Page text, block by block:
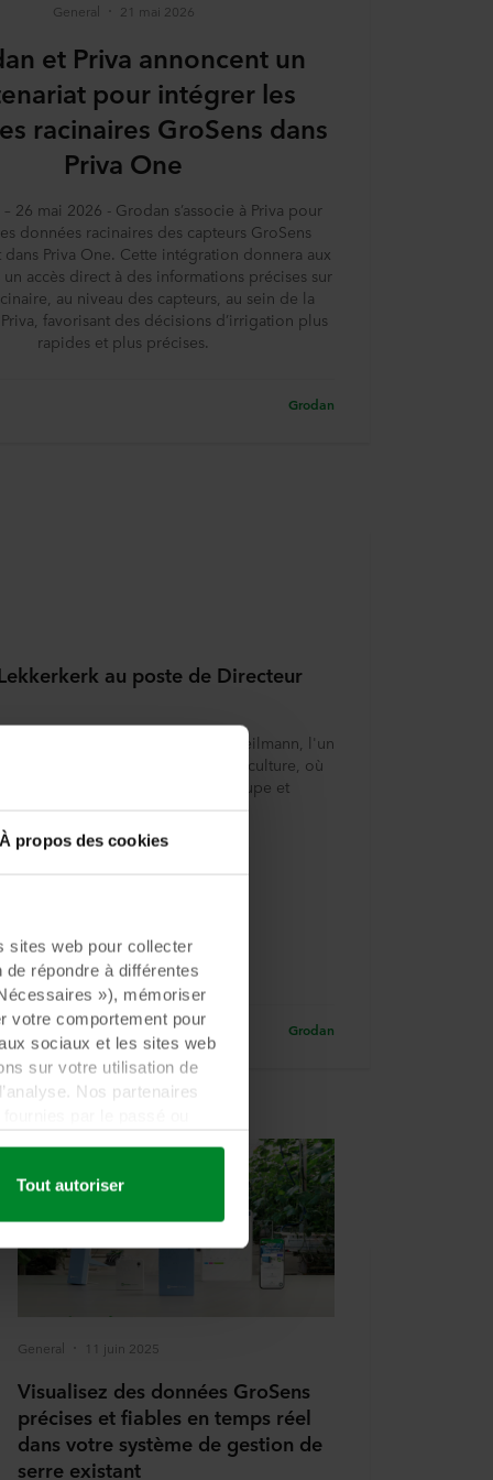
À propos des cookies
sites web pour collecter
répondre à différentes
»), mémoriser
votre comportement pour
sociaux et les sites web
sur votre utilisation de
Nos partenaires
que ce transfert est
partenaires et la durée
fins nos sites web
sur l’icône de cookie
cookies et notre
l’identification de la
Tout autoriser
General 21 mai 2026
et Priva annoncent un
pour intégrer les
racinaires GroSens dans
Priva One
26 mai 2026 - Grodan s’associe à Priva pour
données racinaires des capteurs GroSens
Priva One. Cette intégration donnera aux
accès direct à des informations précises sur
au niveau des capteurs, au sein de la
favorisant des décisions d’irrigation plus
rapides et plus précises.
Grodan
au poste de Directeur
en provenance de Klasmann-Deilmann, l'un
mondiaux de substrats pour l'horticulture, où
de Directeur Commercial Groupe et
Grodan
General 11 juin 2025
Visualisez des données GroSens
précises et fiables en temps réel
dans votre système de gestion de
serre existant